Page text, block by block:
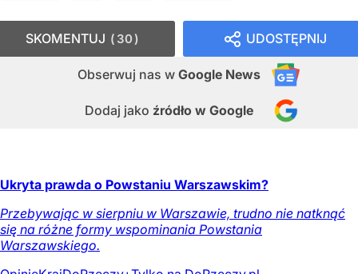
UDOSTĘPNIJ
Obserwuj nas w Google News
Dodaj jako źródło w Google
SKOMENTUJ 30
Ukryta prawda o Powstaniu Warszawskim?
Przebywając w sierpniu w Warszawie, trudno nie natknąć
się na różne formy wspominania Powstania
Warszawskiego.